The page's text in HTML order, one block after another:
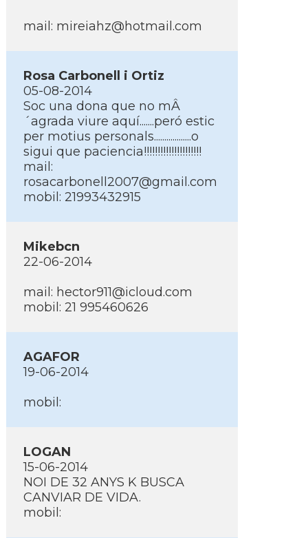
mail: mireiahz@hotmail.com
Rosa Carbonell i Ortiz
05-08-2014
Soc una dona que no mÂ
´agrada viure aquí­.......peró estic
per motius personals..................o
sigui que paciencia!!!!!!!!!!!!!!!!!!!!!
mail:
rosacarbonell2007@gmail.com
mobil: 21993432915
Mikebcn
22-06-2014
mail: hector911@icloud.com
mobil: 21 995460626
AGAFOR
19-06-2014
mobil:
LOGAN
15-06-2014
NOI DE 32 ANYS K BUSCA
CANVIAR DE VIDA.
mobil: